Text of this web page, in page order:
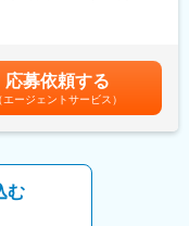
の平均年収を誇り、住
当がかなり充実しており
」で成長をサポー
リアの幅を広げられま
ネットワークシステムの
担当する業務です。主に
グなどの技術サポートを
)：月給37万円賃金はあく
上下する可能性がありま
す。
応募依頼する
エージェントサービス）
む